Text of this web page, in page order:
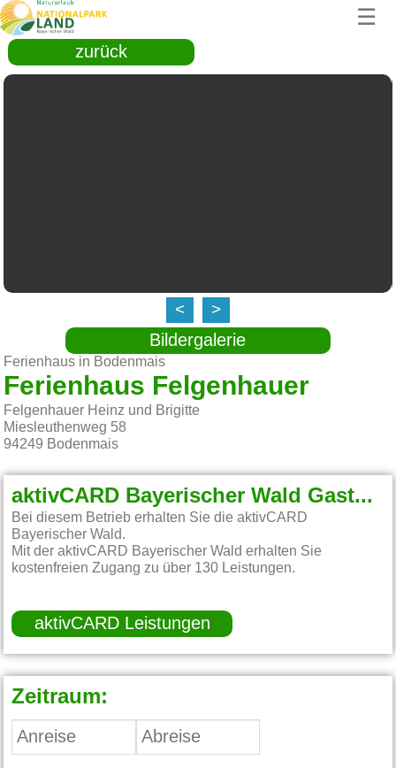
☰
zurück
< >
Bildergalerie
Ferienhaus in Bodenmais
Ferienhaus Felgenhauer
Felgenhauer Heinz und Brigitte
Miesleuthenweg 58
94249 Bodenmais
aktivCARD Bayerischer Wald Gastgeber:
Bei diesem Betrieb erhalten Sie die aktivCARD
Bayerischer Wald.
Mit der aktivCARD Bayerischer Wald erhalten Sie
kostenfreien Zugang zu über 130 Leistungen.
aktivCARD Leistungen
Zeitraum: